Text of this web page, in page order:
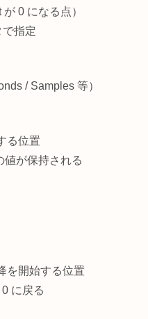
0 になる点）
指定
/ Samples 等）
る位置
値が保持される
を開始する位置
に戻る